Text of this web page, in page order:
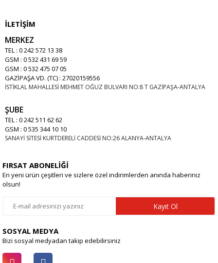
İLETİŞİM
MERKEZ
TEL : 0 242 572 13 38
GSM : 0 532 431 69 59
GSM : 0 532 475 07 05
GAZİPAŞA VD. (TC) : 27020159556
İSTİKLAL MAHALLESİ MEHMET OĞUZ BULVARI NO:8 T GAZİPAŞA-ANTALYA
ŞUBE
TEL : 0 242 511 62 62
GSM : 0 535 344 10 10
SANAYİ SİTESİ KURTDERELİ CADDESİ NO:26 ALANYA-ANTALYA
FIRSAT ABONELİĞİ
En yeni ürün çeşitleri ve sizlere özel indirimlerden anında haberiniz
olsun!
Kayıt Ol
SOSYAL MEDYA
Bizi sosyal medyadan takip edebilirsiniz